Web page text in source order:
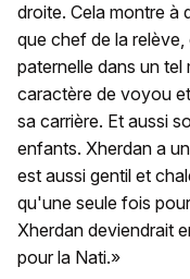
droite. Cela montre à
que chef de la
paternelle dans un
caractère de voyou
sa carrière. Et aussi
enfants. Xherdan a
est aussi gentil et
qu'une seule fois
Xherdan deviendrait
pour la Nati.»